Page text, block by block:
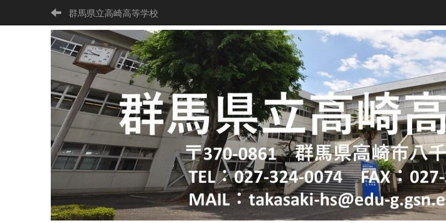
群馬県立高崎高等学校